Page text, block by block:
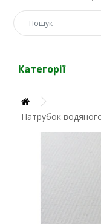
Категорії
Патрубок